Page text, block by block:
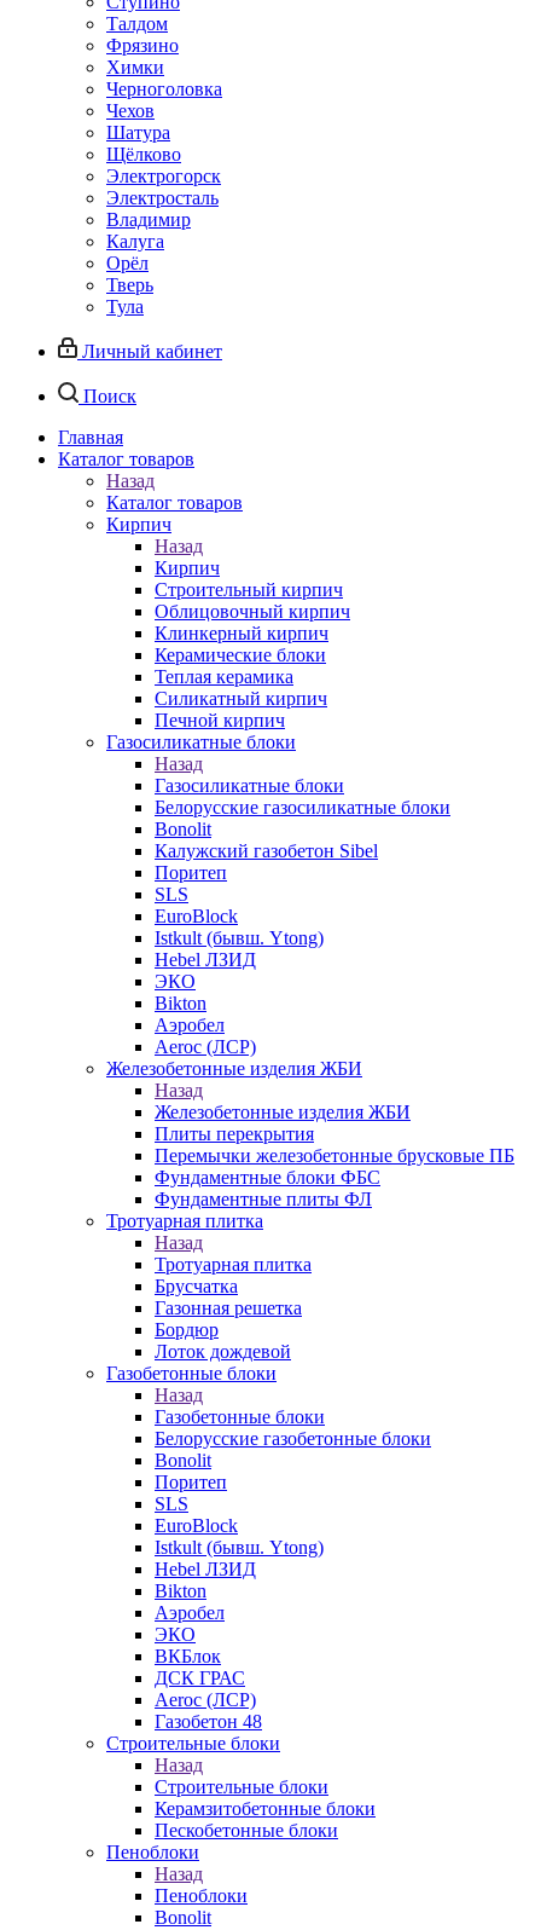
Талдом
Фрязино
Химки
Черноголовка
Чехов
Шатура
Щёлково
Электрогорск
Электросталь
Владимир
Калуга
Орёл
Тверь
Тула
Личный кабинет
Поиск
Главная
Каталог товаров
Назад
Каталог товаров
Кирпич
Назад
Кирпич
Строительный кирпич
Облицовочный кирпич
Клинкерный кирпич
Керамические блоки
Теплая керамика
Силикатный кирпич
Печной кирпич
Газосиликатные блоки
Назад
Газосиликатные блоки
Белорусские газосиликатные блоки
Bonolit
Калужский газобетон Sibel
Поритеп
SLS
EuroBlock
Istkult (бывш. Ytong)
Hebel ЛЗИД
ЭКО
Bikton
Аэробел
Aeroc (ЛСР)
Железобетонные изделия ЖБИ
Назад
Железобетонные изделия ЖБИ
Плиты перекрытия
Перемычки железобетонные брусковые ПБ
Фундаментные блоки ФБС
Фундаментные плиты ФЛ
Тротуарная плитка
Назад
Тротуарная плитка
Брусчатка
Газонная решетка
Бордюр
Лоток дождевой
Газобетонные блоки
Назад
Газобетонные блоки
Белорусские газобетонные блоки
Bonolit
Поритеп
SLS
EuroBlock
Istkult (бывш. Ytong)
Hebel ЛЗИД
Bikton
Аэробел
ЭКО
ВКБлок
ДСК ГРАС
Aeroc (ЛСР)
Газобетон 48
Строительные блоки
Назад
Строительные блоки
Керамзитобетонные блоки
Пескобетонные блоки
Пеноблоки
Назад
Пеноблоки
Bonolit